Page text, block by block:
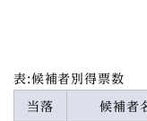
表:候補者別得票数
当落 候補者